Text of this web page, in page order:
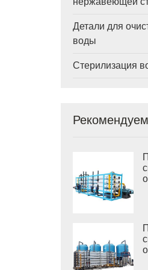
Детали для
воды
Стерилизация